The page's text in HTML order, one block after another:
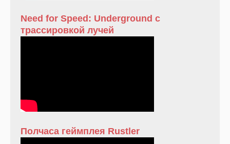
Need for Speed: Underground с
трассировкой лучей
Полчаса геймплея Rustler